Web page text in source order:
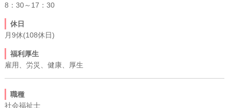
8：30～17：30
休日
月9休(108休日)
福利厚生
雇用、労災、健康、厚生
職種
社会福祉士